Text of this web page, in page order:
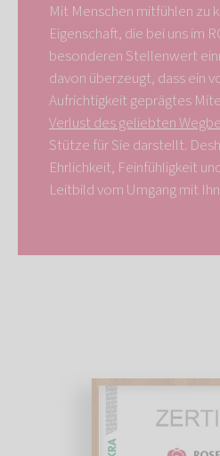
Mit Menschen mitfühlen zu
Eigenschaft, die bei uns im
besonderen Stellenwert
davon überzeugt, dass ein
Aufrichtigkeit geprägtes
Verlust des geliebten
Stütze für Sie darstellt.
Ehrlichkeit, Feinfühligkeit
Leitbild vom Umgang mit